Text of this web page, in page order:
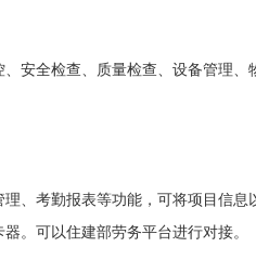
安全检查、质量检查、设备管理、
、考勤报表等功能，可将项目信息
。可以住建部劳务平台进行对接。